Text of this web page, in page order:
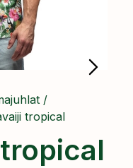
/
tropical